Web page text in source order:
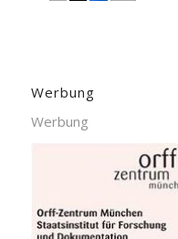
Werbung
Werbung